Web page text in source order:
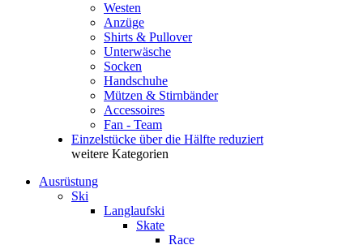
Westen
Anzüge
Shirts & Pullover
Unterwäsche
Socken
Handschuhe
Mützen & Stirnbänder
Accessoires
Fan - Team
Einzelstücke über die Hälfte reduziert
weitere Kategorien
Ausrüstung
Ski
Langlaufski
Skate
Race